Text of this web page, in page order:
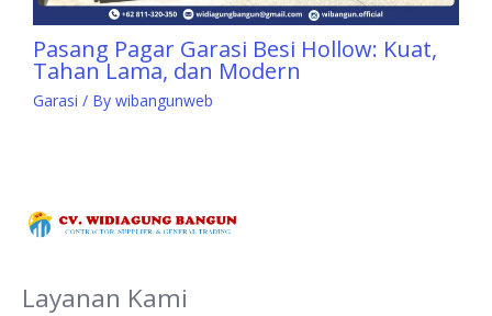
Pasang Pagar Garasi Besi Hollow: Kuat,
Tahan Lama, dan Modern
Garasi / By wibangunweb
Layanan Kami